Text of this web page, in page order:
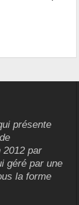
présente
2012 par
géré par une
la forme